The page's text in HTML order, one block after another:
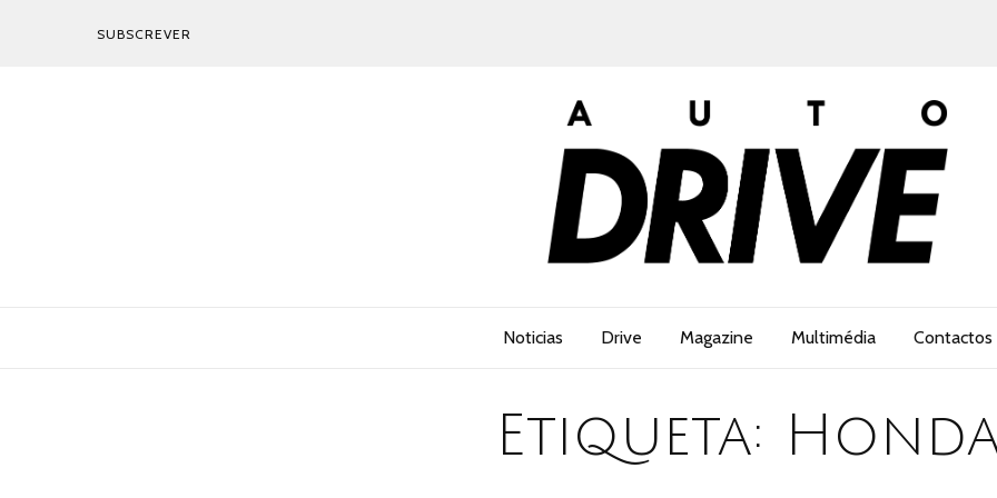
SUBSCREVER
Noticias Drive Magazine Multimédia Contactos
Etiqueta: